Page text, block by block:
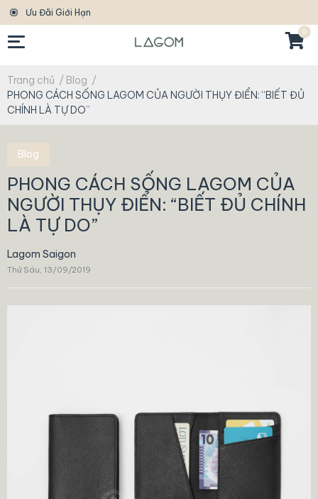
Ưu Đãi Giới Hạn
0
Trang chủ / Blog /
PHONG CÁCH SỐNG LAGOM CỦA NGƯỜI THỤY ĐIỂN: “BIẾT ĐỦ
CHÍNH LÀ TỰ DO”
Blog
PHONG CÁCH SỐNG LAGOM CỦA
NGƯỜI THỤY ĐIỂN: “BIẾT ĐỦ CHÍNH
LÀ TỰ DO”
Lagom Saigon
Thứ Sáu, 13/09/2019